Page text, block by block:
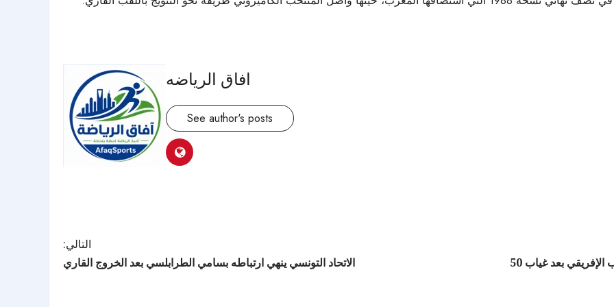
افاق الرياضه
See author's posts
ديّاز يقود أسود الأطلس إلى ربع النهائي ويُشعل حلم اللقب الإفريقي بعد غياب 50
التالي:
الاتحاد التونسي ينهي ارتباطه بسامي الطرابلسي بعد الخروج القاري